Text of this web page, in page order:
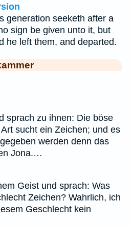
generation seeketh after a
sign be given unto it, but
he left them, and departed.
sprach zu ihnen: Die böse
sucht ein Zeichen; und es
werden denn das
Jona.…
Geist und sprach: Was
Zeichen? Wahrlich, ich
Geschlecht kein